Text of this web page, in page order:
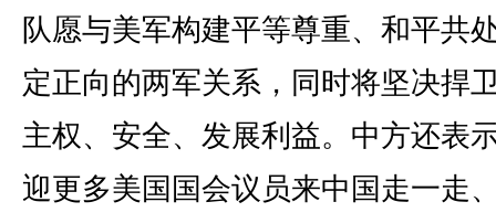
队愿与美军构建平等尊重、和平共
定正向的两军关系，同时将坚决捍
主权、安全、发展利益。中方还表
迎更多美国国会议员来中国走一走